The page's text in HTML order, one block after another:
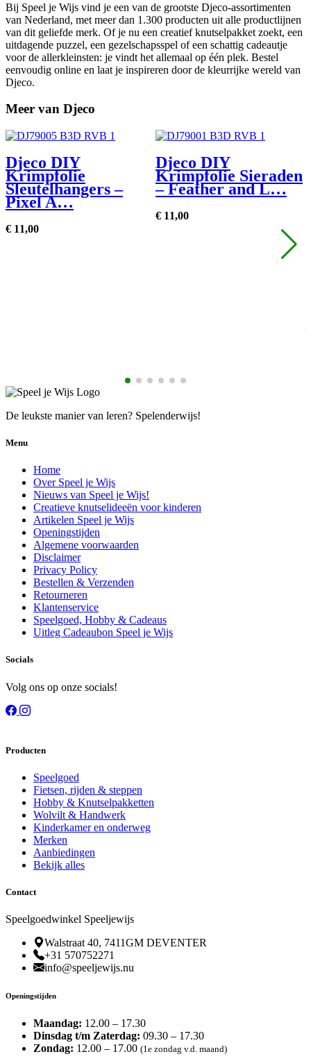
Bij Speel je Wijs vind je een van de grootste Djeco-assortimenten
van Nederland, met meer dan 1.300 producten uit alle productlijnen
van dit geliefde merk. Of je nu een creatief knutselpakket zoekt, een
uitdagende puzzel, een gezelschapsspel of een schattig cadeautje
voor de allerkleinsten: je vindt het allemaal op één plek. Bestel
eenvoudig online en laat je inspireren door de kleurrijke wereld van
Djeco.
Meer van Djeco
Djeco DIY
Krimpfolie
Sleutelhangers –
Pixel A…
€ 11,00
Djeco DIY
Krimpfolie Sieraden
– Feather and L…
€ 11,00
De leukste manier van leren? Spelenderwijs!
Menu
Home
Over Speel je Wijs
Nieuws van Speel je Wijs!
Creatieve knutselideeën voor kinderen
Artikelen Speel je Wijs
Openingstijden
Algemene voorwaarden
Disclaimer
Privacy Policy
Bestellen & Verzenden
Retourneren
Klantenservice
Speelgoed, Hobby & Cadeaus
Uitleg Cadeaubon Speel je Wijs
Socials
Volg ons op onze socials!
Producten
Speelgoed
Fietsen, rijden & steppen
Hobby & Knutselpakketten
Wolvilt & Handwerk
Kinderkamer en onderweg
Merken
Aanbiedingen
Bekijk alles
Contact
Speelgoedwinkel Speeljewijs
Walstraat 40, 7411GM DEVENTER
+31 570752271
info@speeljewijs.nu
Openingstijden
Maandag: 12.00 – 17.30
Dinsdag t/m Zaterdag: 09.30 – 17.30
Zondag: 12.00 – 17.00 (1e zondag v.d. maand)